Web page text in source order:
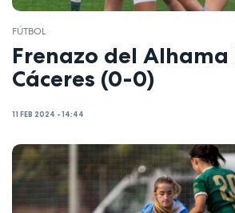
FÚTBOL
Frenazo del Alhama
Cáceres (0-0)
11 FEB 2024 - 14:44